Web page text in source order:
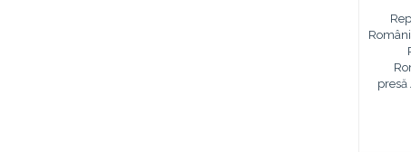
presă